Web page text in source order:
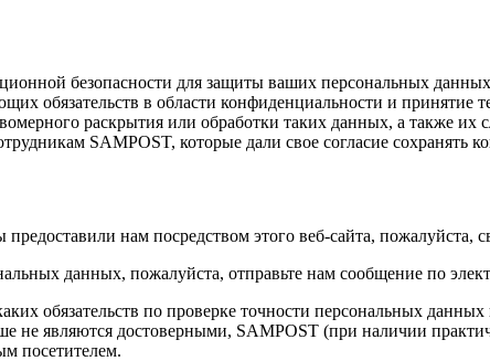
безопасности для защиты ваших персональных
обязательств в области конфиденциальности и принятие
раскрытия или обработки таких данных, а также
SAMPOST, которые дали свое согласие сохранять
нам посредством этого веб-сайта, пожалуйста,
данных, пожалуйста, отправьте нам сообщение по
обязательств по проверке точности персональных
не являются достоверными, SAMPOST (при наличии
посетителем.